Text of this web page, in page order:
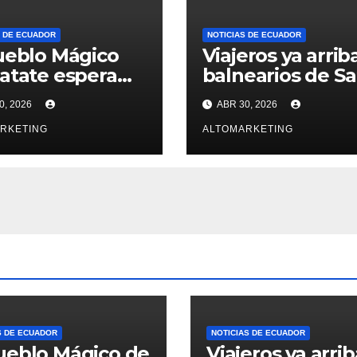
DE ECUADOR
Mágico
espera
turistas en
estos
atractivos
2026
NOTICIAS DE ECUADOR
Viajeros ya
balnearios de
Elena para
de feriado
extendido:
Montañita con
ABR 30, 2026
ALTOMARKETING
DE ECUADOR NOTICIAS DE ECUADOR